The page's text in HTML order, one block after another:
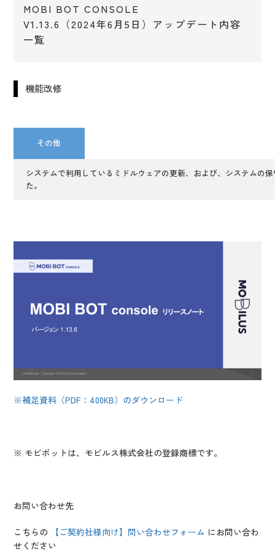
MOBI BOT CONSOLE
V1.13.6（2024年6月5日）アップデート内容
一覧
機能改修
その他
システムで利用しているミドルウェアの更新、および、システムの
た。
※補足資料（PDF：400KB）のダウンロード
※ モビボットは、モビルス株式会社の登録商標です。
お問い合わせ先
こちらの 【ご契約社様向け】問い合わせフォーム にお問い合わ
せください